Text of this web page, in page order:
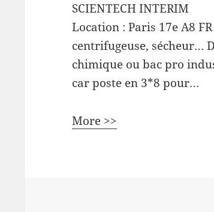
SCIENTECH INTERIM
Location :Paris 17e A8 FR
centrifugeuse, sécheur…
chimique ou bac pro
car poste en 3*8 pour…
More >>